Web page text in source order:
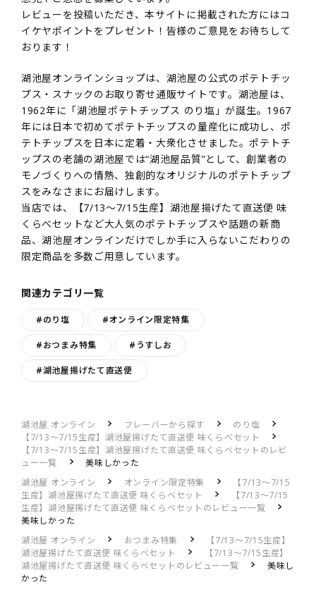
レビューを投稿いただき、本サイトに掲載された方にはコ
イケヤポイントをプレゼント！皆様のご意見をお待ちして
おります！
湖池屋オンラインショップは、湖池屋の公式のポテトチッ
プス・スナックのお取り寄せ通販サイトです。湖池屋は、
1962年に「湖池屋ポテトチップス のり塩」が誕生。1967
年には日本で初めてポテトチップスの量産化に成功し、ポ
テトチップスを日本に定着・大衆化させました。ポテトチ
ップスの老舗の湖池屋では“湖池屋品質”として、創業者の
モノづくりへの情熱、独創的なオリジナルのポテトチップ
スをみなさまにお届けします。
当店では、【7/13～7/15生産】湖池屋揚げたて直送便 味
くらべセットなど大人気のポテトチップスや話題の新商
品、湖池屋オンラインだけでしか手に入らないこだわりの
限定商品を多数ご用意しています。
関連カテゴリ一覧
#のり塩 #オンライン限定特集
#おつまみ特集 #うすしお
#湖池屋揚げたて直送便
湖池屋 オンライン フレーバーから探す
のり塩
【7/13～7/15生産】湖池屋揚げたて直送便 味くらべセット
【7/13～7/15生産】湖池屋揚げたて直送便 味くらべセットのレビ
ュー一覧
美味しかった
湖池屋 オンライン
オンライン限定特集
【7/13～7/15
生産】湖池屋揚げたて直送便 味くらべセット
【7/13～7/15
生産】湖池屋揚げたて直送便 味くらべセットのレビュー一覧
美味しかった
湖池屋 オンライン
おつまみ特集
【7/13～7/15生産】
湖池屋揚げたて直送便 味くらべセット
【7/13～7/15生産】
湖池屋揚げたて直送便 味くらべセットのレビュー一覧
美味し
かった